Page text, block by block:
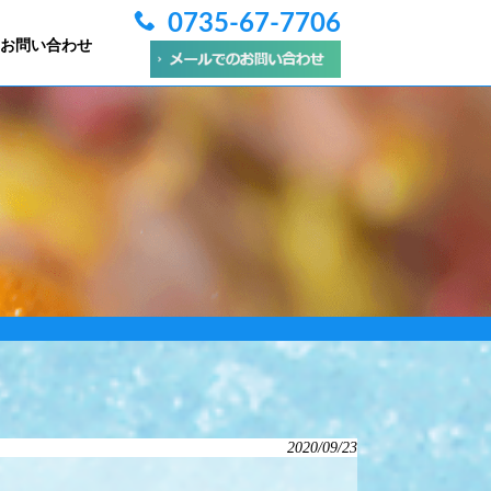
お問い合わせ
0735-67-7706
2020/09/23